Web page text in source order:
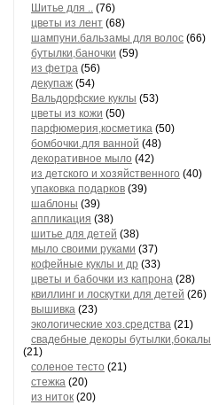
Шитье для .. (76)
цветы из лент (68)
шампуни.бальзамы для волос (66)
бутылки,баночки (59)
из фетра (56)
декупаж (54)
Вальдорфские куклы (53)
цветы из кожи (50)
парфюмерия,косметика (50)
бомбочки.для ванной (48)
декоративное мыло (42)
из детского и хозяйственного (40)
упаковка подарков (39)
шаблоны (39)
аппликация (38)
шитье для детей (38)
мыло своими руками (37)
кофейные куклы и др (33)
цветы и бабочки из капрона (28)
квиллинг и лоскутки для детей (26)
вышивка (23)
экологические хоз.средства (21)
свадебные декоры бутылки,бокалы
(21)
соленое тесто (21)
стежка (20)
из ниток (20)